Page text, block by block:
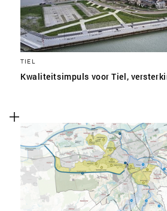
TIEL
Kwaliteitsimpuls voor Tiel,